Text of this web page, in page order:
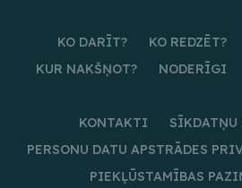
KO DARĪT? KO REDZĒT?
KUR NAKŠŅOT?
NODERĪGI
KONTAKTI
PERSONU DATU APSTRĀDES
PIEKĻŪSTAMĪBAS